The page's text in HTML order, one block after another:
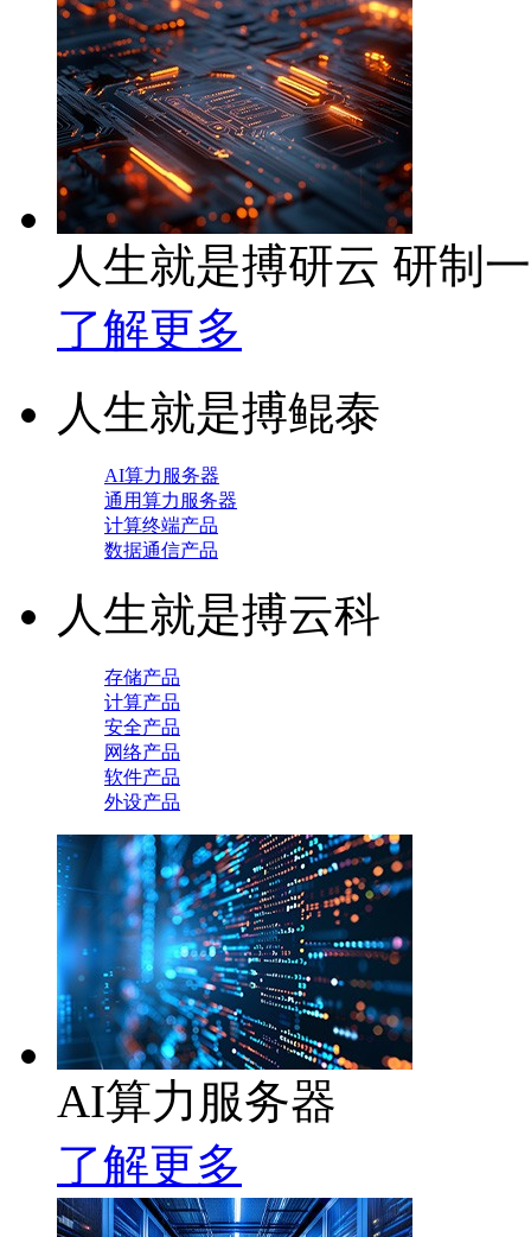
人生就是搏研云 研制
了解更多
人生就是搏鲲泰
AI算力服务器
通用算力服务器
计算终端产品
数据通信产品
人生就是搏云科
存储产品
计算产品
安全产品
网络产品
软件产品
外设产品
AI算力服务器
了解更多